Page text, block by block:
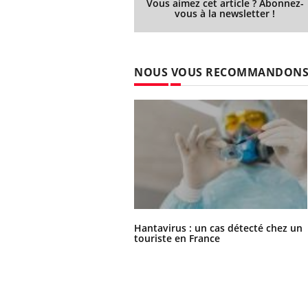
Vous aimez cet article ? Abonnez-
vous à la newsletter !
NOUS VOUS RECOMMANDONS
Hantavirus : un cas détecté chez un
touriste en France
Fatigue, irritabilité, brouillard mental ou
En